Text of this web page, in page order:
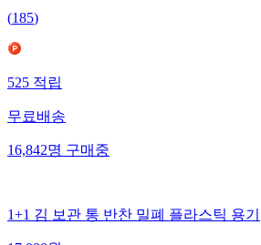
(185)
525적립
무료배송
16,842명구매중
1+1 김 보관 통 반찬 밀폐 플라스틱 용기